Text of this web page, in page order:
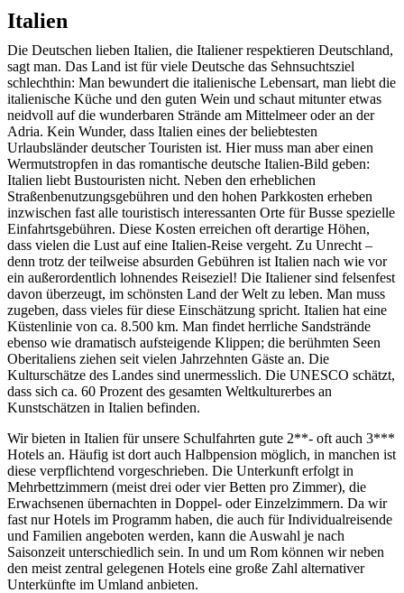
Italien
Die Deutschen lieben Italien, die Italiener respektieren Deutschland,
sagt man. Das Land ist für viele Deutsche das Sehnsuchtsziel
schlechthin: Man bewundert die italienische Lebensart, man liebt die
italienische Küche und den guten Wein und schaut mitunter etwas
neidvoll auf die wunderbaren Strände am Mittelmeer oder an der
Adria. Kein Wunder, dass Italien eines der beliebtesten
Urlaubsländer deutscher Touristen ist. Hier muss man aber einen
Wermutstropfen in das romantische deutsche Italien-Bild geben:
Italien liebt Bustouristen nicht. Neben den erheblichen
Straßenbenutzungsgebühren und den hohen Parkkosten erheben
inzwischen fast alle touristisch interessanten Orte für Busse spezielle
Einfahrtsgebühren. Diese Kosten erreichen oft derartige Höhen,
dass vielen die Lust auf eine Italien-Reise vergeht. Zu Unrecht –
denn trotz der teilweise absurden Gebühren ist Italien nach wie vor
ein außerordentlich lohnendes Reiseziel! Die Italiener sind felsenfest
davon überzeugt, im schönsten Land der Welt zu leben. Man muss
zugeben, dass vieles für diese Einschätzung spricht. Italien hat eine
Küstenlinie von ca. 8.500 km. Man findet herrliche Sandstrände
ebenso wie dramatisch aufsteigende Klippen; die berühmten Seen
Oberitaliens ziehen seit vielen Jahrzehnten Gäste an. Die
Kulturschätze des Landes sind unermesslich. Die UNESCO schätzt,
dass sich ca. 60 Prozent des gesamten Weltkulturerbes an
Kunstschätzen in Italien befinden.
Wir bieten in Italien für unsere Schulfahrten gute 2**- oft auch 3***
Hotels an. Häufig ist dort auch Halbpension möglich, in manchen ist
diese verpflichtend vorgeschrieben. Die Unterkunft erfolgt in
Mehrbettzimmern (meist drei oder vier Betten pro Zimmer), die
Erwachsenen übernachten in Doppel- oder Einzelzimmern. Da wir
fast nur Hotels im Programm haben, die auch für Individualreisende
und Familien angeboten werden, kann die Auswahl je nach
Saisonzeit unterschiedlich sein. In und um Rom können wir neben
den meist zentral gelegenen Hotels eine große Zahl alternativer
Unterkünfte im Umland anbieten.